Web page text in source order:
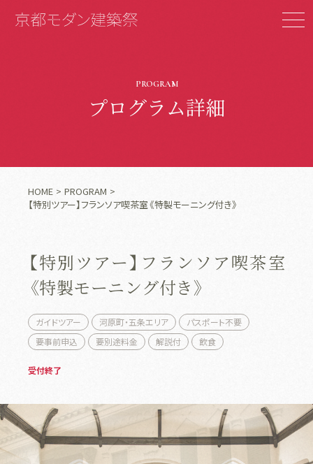
PROGRAM
プログラム詳細
HOME
PROGRAM
【特別ツアー】フランソア喫茶室《特製モーニング付き》
【特別ツアー】フランソア喫茶室
《特製モーニング付き》
ガイドツアー 河原町・五条エリア
パスポート不要
要事前申込
要別途料金 解説付 飲食
受付終了